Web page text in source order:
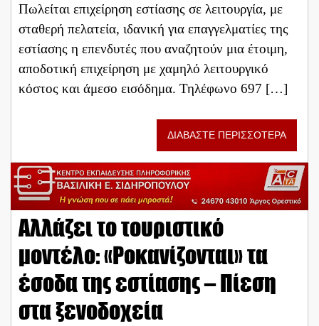
Πωλείται επιχείρηση εστίασης σε λειτουργία, με
σταθερή πελατεία, ιδανική για επαγγελματίες της
εστίασης η επενδυτές που αναζητούν μια έτοιμη,
αποδοτική επιχείρηση με χαμηλό λειτουργικό
κόστος και άμεσο εισόδημα. Τηλέφωνο 697 […]
ΔΙΑΒΑΣΤΕ ΠΕΡΙΣΣΟΤΕΡΑ
Αλλάζει το τουριστικό
μοντέλο: «Ροκανίζονται» τα
έσοδα της εστίασης – Πίεση
στα ξενοδοχεία